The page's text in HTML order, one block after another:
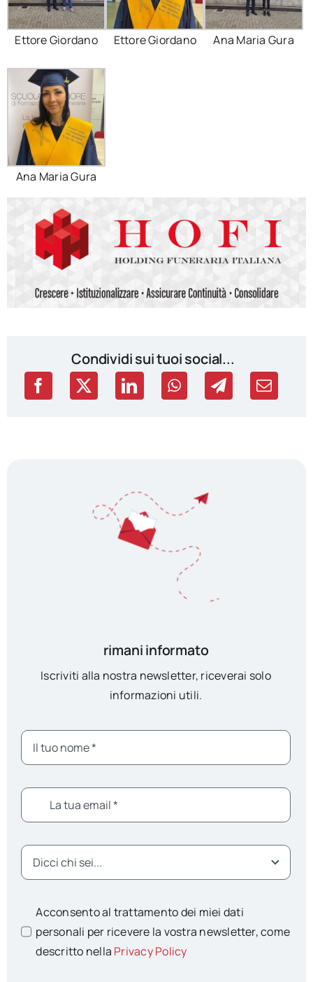
Ettore Giordano Ettore Giordano Ana Maria Gura
Ana Maria Gura
Condividi sui tuoi social...
rimani informato
Iscriviti alla nostra newsletter, riceverai solo
informazioni utili.
Acconsento al trattamento dei miei dati
personali per ricevere la vostra newsletter, come
descritto nella Privacy Policy